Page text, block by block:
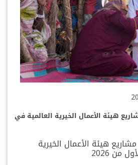
هيئة الأعمال الخيرية العالمية في
مشاريع هيئة الأعمال الخيرية
من 2026